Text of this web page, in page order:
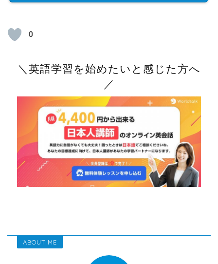
0
＼英語学習を始めたいと感じた方へ
／
ABOUT ME